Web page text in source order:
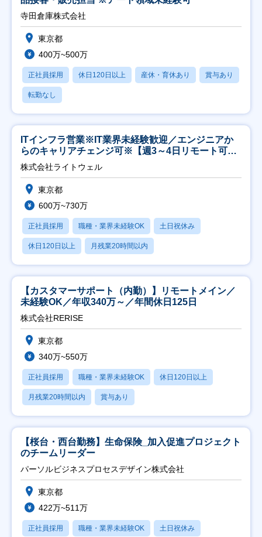
寺田倉庫株式会社
東京都
400万~500万
正社員採用 休日120日以上 産休・育休あり 賞与あり
転勤なし
ITインフラ営業※IT業界未経験歓迎／エンジニアか
らのキャリアチェンジ可※【週3～4日リモート可
能】
株式会社ライトウェル
東京都
600万~730万
正社員採用 職種・業界未経験OK 土日祝休み
休日120日以上 月残業20時間以内
【カスタマーサポート（内勤）】リモートメイン／
未経験OK／年収340万～／年間休日125日
株式会社RERISE
東京都
340万~550万
正社員採用 職種・業界未経験OK 休日120日以上
月残業20時間以内 賞与あり
【桜台・西台勤務】生命保険_加入促進プロジェクト
のチームリーダー
パーソルビジネスプロセスデザイン株式会社
東京都
422万~511万
正社員採用 職種・業界未経験OK 土日祝休み